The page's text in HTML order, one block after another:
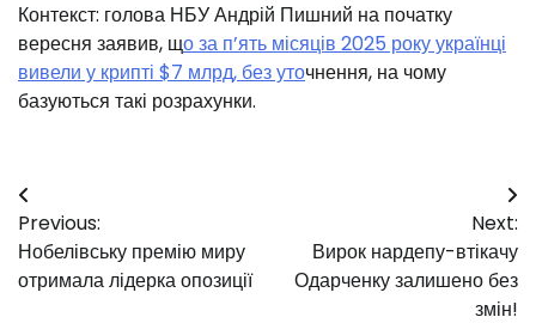
️Контекст: голова НБУ Андрій Пишний на початку
вересня заявив, що за п’ять місяців 2025 року українці
вивели у крипті $7 млрд, без уточнення, на чому
базуються такі розрахунки.
Навігація
записів
Previous:
Нобелівську премію миру
отримала лідерка опозиції
Next:
Вирок нардепу-втікачу
Одарченку залишено без
змін!